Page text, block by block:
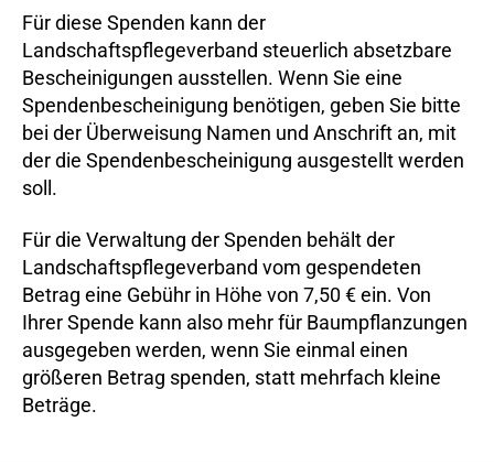
Für diese Spenden kann der
Landschaftspflegeverband steuerlich absetzbare
Bescheinigungen ausstellen. Wenn Sie eine
Spendenbescheinigung benötigen, geben Sie bitte
bei der Überweisung Namen und Anschrift an, mit
der die Spendenbescheinigung ausgestellt werden
soll.
Für die Verwaltung der Spenden behält der
Landschaftspflegeverband vom gespendeten
Betrag eine Gebühr in Höhe von 7,50 € ein. Von
Ihrer Spende kann also mehr für Baumpflanzungen
ausgegeben werden, wenn Sie einmal einen
größeren Betrag spenden, statt mehrfach kleine
Beträge.